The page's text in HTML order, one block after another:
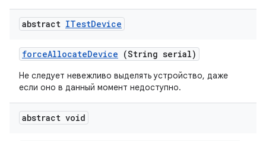
abstract ITestDevice
forceAllocateDevice (String serial)
Не следует невежливо выделять устройство, даже
если оно в данный момент недоступно.
abstract void